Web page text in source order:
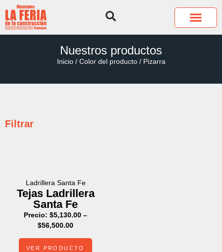
Nuestros productos
Inicio/ Color del producto / Pizarra
Filtrar
Ladrillera Santa Fe
Tejas Ladrillera
Santa Fe
Precio: $5,130.00 –
$56,500.00
VER PRODUCTO